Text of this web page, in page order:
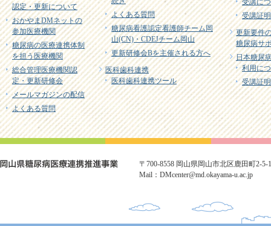
認定・更新について
おかやまDMネットの
参加医療機関
糖尿病の医療連携体制
を担う医療機関
総合管理医療機関認
定・更新研修会
メールマガジンの配信
よくある質問
よくある質問
糖尿病看護認定看護師チーム岡
山(CN)・CDEJチーム岡山
更新研修会Bを主催される方へ
医科歯科連携
医科歯科連携ツール
受講に
受講証
更新要件
糖尿病サ
日本糖尿
利用に
受講証
〒700-8558 岡山県岡山市北区鹿田町2-
Mail：DMcenter@md.okayama-u.ac.jp